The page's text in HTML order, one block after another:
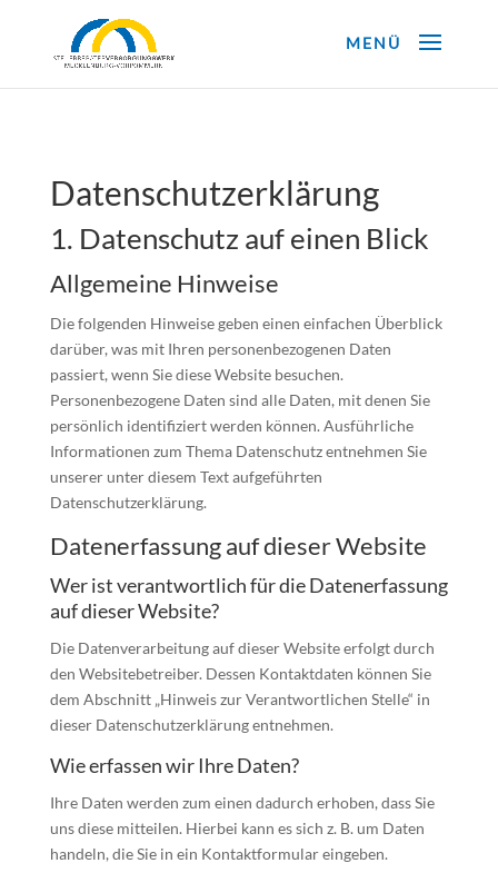
Datenschutz­erklärung
1. Datenschutz auf einen Blick
Allgemeine Hinweise
Die folgenden Hinweise geben einen einfachen Überblick
darüber, was mit Ihren personenbezogenen Daten
passiert, wenn Sie diese Website besuchen.
Personenbezogene Daten sind alle Daten, mit denen Sie
persönlich identifiziert werden können. Ausführliche
Informationen zum Thema Datenschutz entnehmen Sie
unserer unter diesem Text aufgeführten
Datenschutzerklärung.
Datenerfassung auf dieser Website
Wer ist verantwortlich für die Datenerfassung
auf dieser Website?
Die Datenverarbeitung auf dieser Website erfolgt durch
den Websitebetreiber. Dessen Kontaktdaten können Sie
dem Abschnitt „Hinweis zur Verantwortlichen Stelle“ in
dieser Datenschutzerklärung entnehmen.
Wie erfassen wir Ihre Daten?
Ihre Daten werden zum einen dadurch erhoben, dass Sie
uns diese mitteilen. Hierbei kann es sich z. B. um Daten
handeln, die Sie in ein Kontaktformular eingeben.